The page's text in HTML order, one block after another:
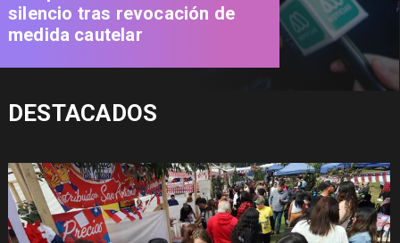
silencio tras revocación de
medida cautelar
DESTACADOS